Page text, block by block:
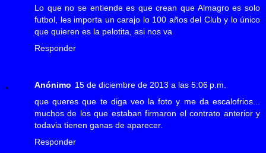
Lo que no se entiende es que crean que Almagro es solo
futbol, les importa un carajo lo 100 años del Club y lo único
que quieren es la pelotita, asi nos va
Responder
Anónimo 15 de diciembre de 2013 a las 5:06 p.m.
que queres que te diga veo la foto y me da escalofrios...
muchos de los que estaban firmaron el contrato anterior y
todavia tienen ganas de aparecer.
Responder